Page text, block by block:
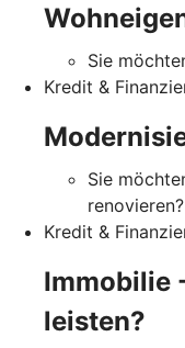
Sie
Kredit &
Sie
renovieren?
Kredit &
Immobilie
leisten?